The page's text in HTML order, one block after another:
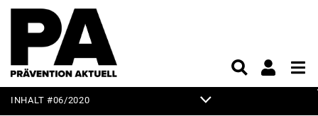
INHALT #06/2020